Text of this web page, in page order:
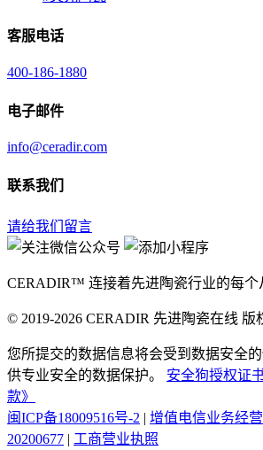
客服电话
400-186-1880
电子邮件
info@ceradir.com
联系我们
请给我们留言
CERADIR™ 连接着先进陶瓷行业的每个
© 2019-2026 CERADIR 先进陶瓷在线 版
您所提交的数据信息将会受到数据安全
供专业安全的数据保护。 安全狗授权证
款》
闽ICP备18009516号-2 | 增值电信业务经
20200677 | 工商营业执照